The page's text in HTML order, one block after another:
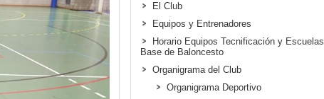
El Club
Equipos y Entrenadores
Horario Equipos Tecnificación y Escuelas
Base de Baloncesto
Organigrama del Club
Organigrama Deportivo